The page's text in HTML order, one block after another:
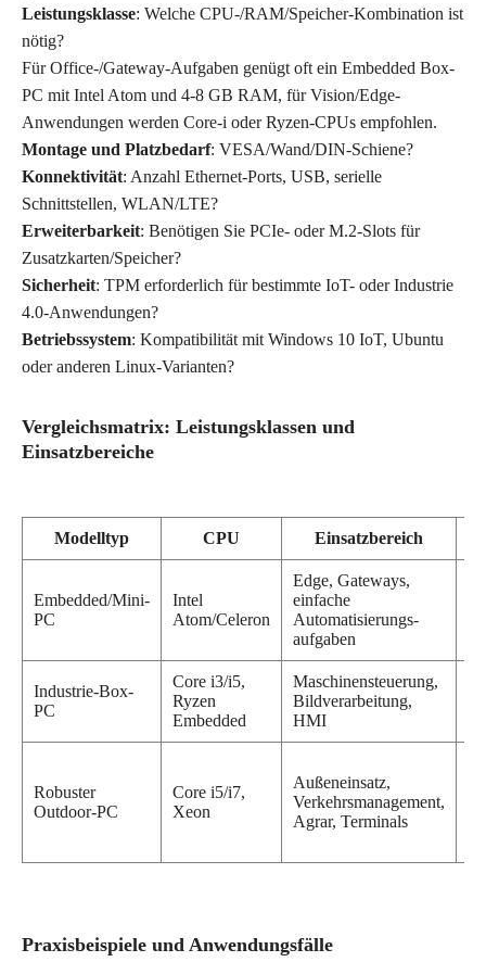
Leistungsklasse: Welche CPU-/RAM/Speicher-Kombination ist
nötig?
Für Office-/Gateway-Aufgaben genügt oft ein Embedded Box-
PC mit Intel Atom und 4-8 GB RAM, für Vision/Edge-
Anwendungen werden Core-i oder Ryzen-CPUs empfohlen.
Montage und Platzbedarf: VESA/Wand/DIN-Schiene?
Konnektivität: Anzahl Ethernet-Ports, USB, serielle
Schnittstellen, WLAN/LTE?
Erweiterbarkeit: Benötigen Sie PCIe- oder M.2-Slots für
Zusatzkarten/Speicher?
Sicherheit: TPM erforderlich für bestimmte IoT- oder Industrie
4.0-Anwendungen?
Betriebssystem: Kompatibilität mit Windows 10 IoT, Ubuntu
oder anderen Linux-Varianten?
Vergleichsmatrix: Leistungsklassen und
Einsatzbereiche
Modelltyp CPU Einsatzbereich
Embedded/Mini-
PC
Intel
Atom/Celeron
Edge, Gateways,
einfache
Automatisierungs-
aufgaben
Industrie-Box-
PC
Core i3/i5,
Ryzen
Embedded
Maschinensteuerung,
Bildverarbeitung,
HMI
Robuster
Outdoor-PC
Core i5/i7,
Xeon
Außeneinsatz,
Verkehrsmanagement,
Agrar, Terminals
Praxisbeispiele und Anwendungsfälle